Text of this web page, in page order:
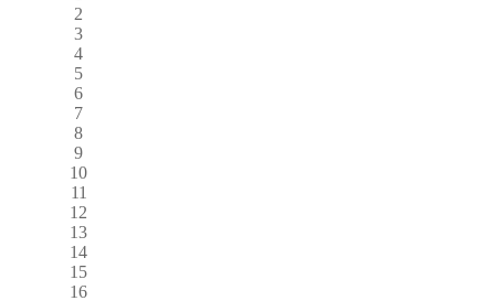
2
3
4
5
6
7
8
9
10
11
12
13
14
15
16